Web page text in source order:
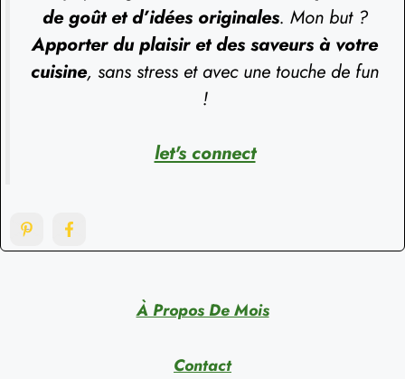
de goût et d’idées originales. Mon but ?
Apporter du plaisir et des saveurs à votre
cuisine, sans stress et avec une touche de fun
!
let's connect
À Propos De Mois
Contact